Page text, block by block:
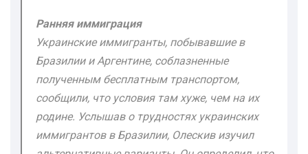
Ранняя иммиграция
Украинские иммигранты, побывавшие в
Бразилии и Аргентине, соблазненные
полученным бесплатным транспортом,
сообщили, что условия там хуже, чем на их
родине. Услышав о трудностях украинских
иммигрантов в Бразилии, Олескив изучил